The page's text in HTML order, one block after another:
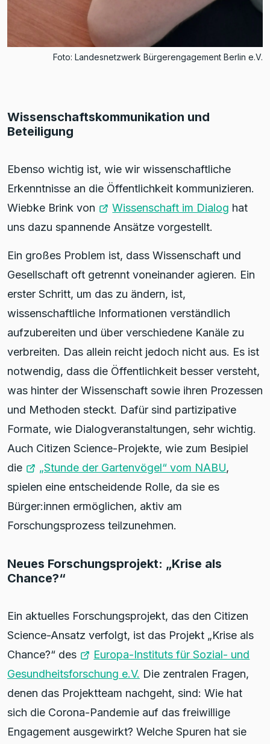
Foto: Landesnetzwerk Bürgerengagement Berlin e.V.
Wissenschaftskommunikation und
Beteiligung
Ebenso wichtig ist, wie wir wissenschaftliche
Erkenntnisse an die Öffentlichkeit kommunizieren.
Wiebke Brink von
Wissenschaft im Dialog hat
uns dazu spannende Ansätze vorgestellt.
Ein großes Problem ist, dass Wissenschaft und
Gesellschaft oft getrennt voneinander agieren. Ein
erster Schritt, um das zu ändern, ist,
wissenschaftliche Informationen verständlich
aufzubereiten und über verschiedene Kanäle zu
verbreiten. Das allein reicht jedoch nicht aus. Es ist
notwendig, dass die Öffentlichkeit besser versteht,
was hinter der Wissenschaft sowie ihren Prozessen
und Methoden steckt. Dafür sind partizipative
Formate, wie Dialogveranstaltungen, sehr wichtig.
Auch Citizen Science-Projekte, wie zum Besipiel
die
„Stunde der Gartenvögel“ vom NABU,
spielen eine entscheidende Rolle, da sie es
Bürger:innen ermöglichen, aktiv am
Forschungsprozess teilzunehmen.
Neues Forschungsprojekt: „Krise als
Chance?“
Ein aktuelles Forschungsprojekt, das den Citizen
Science-Ansatz verfolgt, ist das Projekt „Krise als
Chance?“ des
Europa-Instituts für Sozial- und
Gesundheitsforschung e.V. Die zentralen Fragen,
denen das Projektteam nachgeht, sind: Wie hat
sich die Corona-Pandemie auf das freiwillige
Engagement ausgewirkt? Welche Spuren hat sie